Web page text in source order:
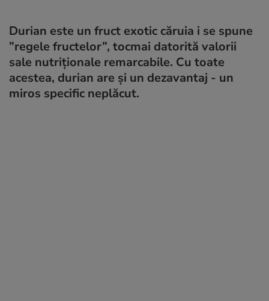
Durian este un fruct exotic căruia i se spune
”regele fructelor”, tocmai datorită valorii
sale nutriționale remarcabile. Cu toate
acestea, durian are și un dezavantaj - un
miros specific neplăcut.